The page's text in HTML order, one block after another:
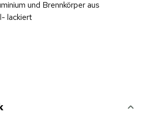
und Brennkörper aus
lackiert